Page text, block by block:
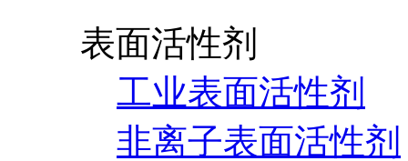
表面活性剂
工业表面活性剂
非离子表面活性剂